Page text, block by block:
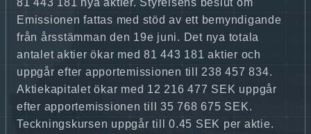
Emissionen fattas med stöd av ett bemyndigande
från årsstämman den 19e juni. Det nya totala
antalet aktier ökar med 81 443 181 aktier och
uppgår efter apportemissionen till 238 457 834.
Aktiekapitalet ökar med 12 216 477 SEK uppgår
efter apportemissionen till 35 768 675 SEK.
Teckningskursen uppgår till 0.45 SEK per aktie.